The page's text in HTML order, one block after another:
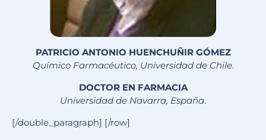
PATRICIO ANTONIO HUENCHUÑIR GÓMEZ
Químico Farmacéutico, Universidad de Chile.
DOCTOR EN FARMACIA
Universidad de Navarra, España.
[/double_paragraph] [/row]